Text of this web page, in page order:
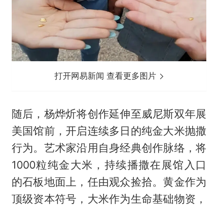
打开网易新闻 查看更多图片
随后，杨烨炘将创作延伸至威尼斯双年展
美国馆前，开启连续多日的纯金大米抛撒
行为。艺术家沿用自身经典创作脉络，将
1000粒纯金大米，持续播撒在展馆入口
的石板地面上，任由观众捡拾。黄金作为
顶级资本符号，大米作为生命基础物资，